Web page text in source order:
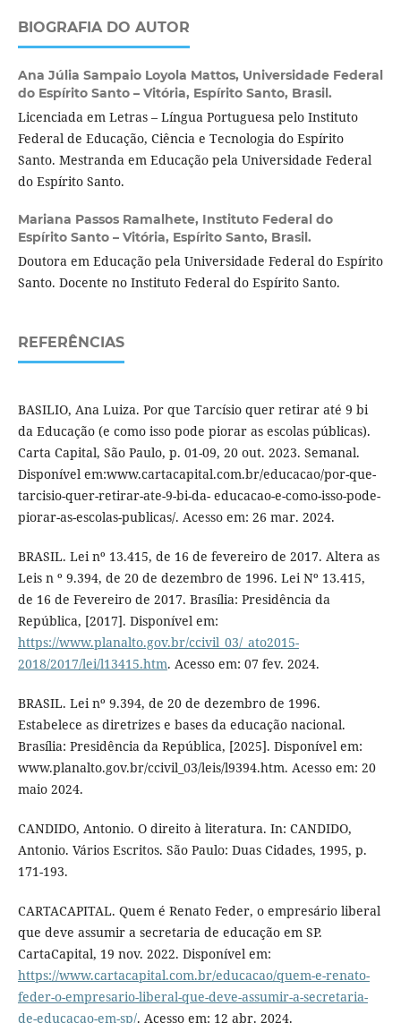
BIOGRAFIA DO AUTOR
Ana Júlia Sampaio Loyola Mattos, Universidade Federal
do Espírito Santo – Vitória, Espírito Santo, Brasil.
Licenciada em Letras – Língua Portuguesa pelo Instituto
Federal de Educação, Ciência e Tecnologia do Espírito
Santo. Mestranda em Educação pela Universidade Federal
do Espírito Santo.
Mariana Passos Ramalhete, Instituto Federal do
Espírito Santo – Vitória, Espírito Santo, Brasil.
Doutora em Educação pela Universidade Federal do Espírito
Santo. Docente no Instituto Federal do Espírito Santo.
REFERÊNCIAS
BASILIO, Ana Luiza. Por que Tarcísio quer retirar até 9 bi
da Educação (e como isso pode piorar as escolas públicas).
Carta Capital, São Paulo, p. 01-09, 20 out. 2023. Semanal.
Disponível em:www.cartacapital.com.br/educacao/por-que-
tarcisio-quer-retirar-ate-9-bi-da- educacao-e-como-isso-pode-
piorar-as-escolas-publicas/. Acesso em: 26 mar. 2024.
BRASIL. Lei nº 13.415, de 16 de fevereiro de 2017. Altera as
Leis n º 9.394, de 20 de dezembro de 1996. Lei Nº 13.415,
de 16 de Fevereiro de 2017. Brasília: Presidência da
República, [2017]. Disponível em:
https://www.planalto.gov.br/ccivil_03/_ato2015-
2018/2017/lei/l13415.htm. Acesso em: 07 fev. 2024.
BRASIL. Lei nº 9.394, de 20 de dezembro de 1996.
Estabelece as diretrizes e bases da educação nacional.
Brasília: Presidência da República, [2025]. Disponível em:
www.planalto.gov.br/ccivil_03/leis/l9394.htm. Acesso em: 20
maio 2024.
CANDIDO, Antonio. O direito à literatura. In: CANDIDO,
Antonio. Vários Escritos. São Paulo: Duas Cidades, 1995, p.
171-193.
CARTACAPITAL. Quem é Renato Feder, o empresário liberal
que deve assumir a secretaria de educação em SP.
CartaCapital, 19 nov. 2022. Disponível em:
https://www.cartacapital.com.br/educacao/quem-e-renato-
feder-o-empresario-liberal-que-deve-assumir-a-secretaria-
de-educacao-em-sp/. Acesso em: 12 abr. 2024.